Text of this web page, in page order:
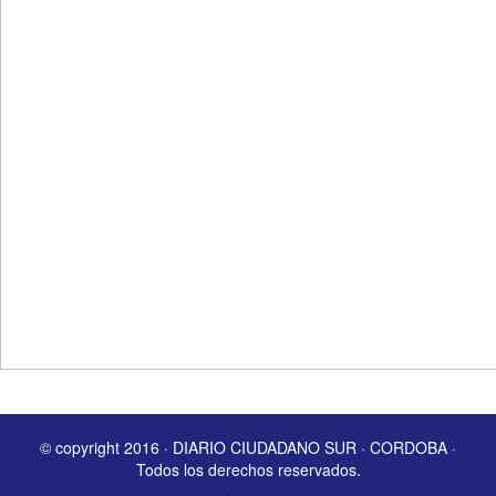
© copyright 2016 · DIARIO CIUDADANO SUR · CORDOBA ·
Todos los derechos reservados.